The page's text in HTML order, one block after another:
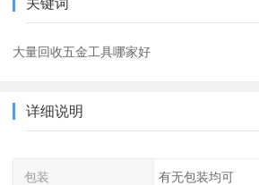
关键词
大量回收五金工具哪家好
详细说明
包装 有无包装均可